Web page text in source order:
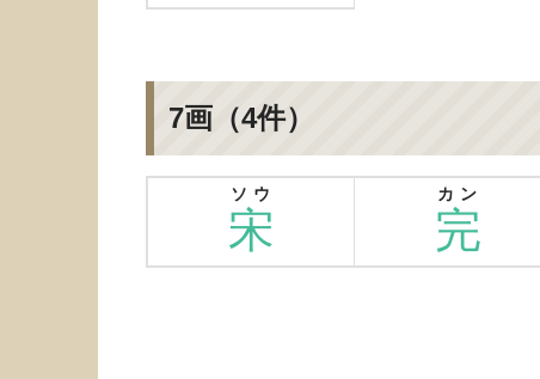
7画（4件）
宋
ソウ
完
カン